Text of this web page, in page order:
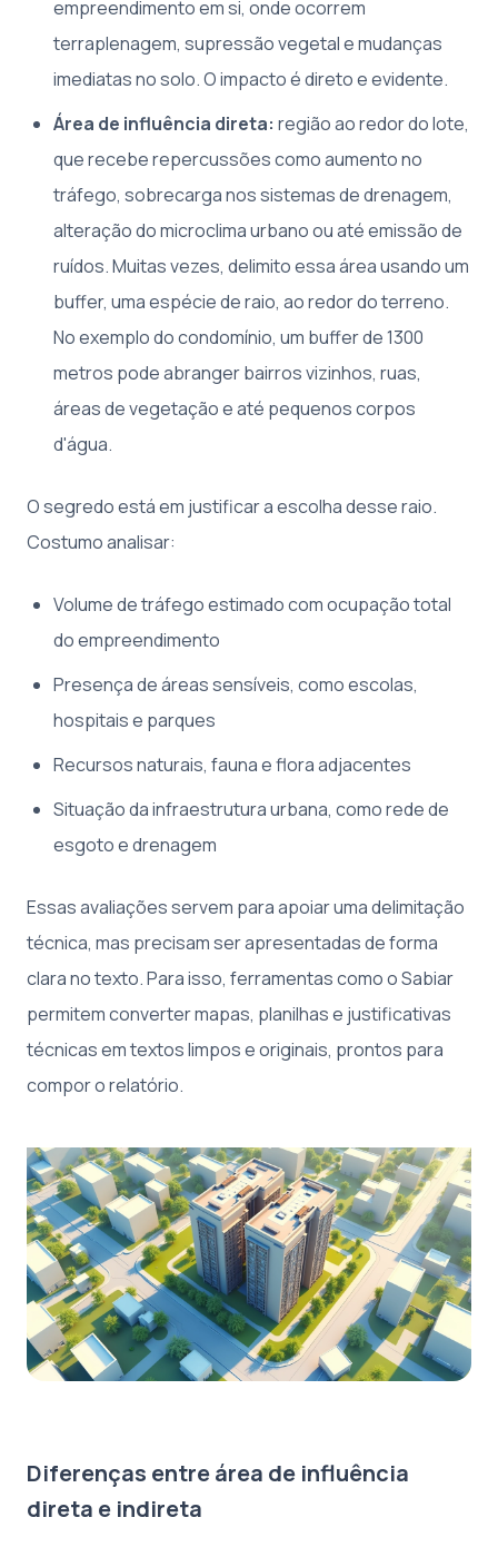
empreendimento em si, onde ocorrem
terraplenagem, supressão vegetal e mudanças
imediatas no solo. O impacto é direto e evidente.
Área de influência direta: região ao redor do lote,
que recebe repercussões como aumento no
tráfego, sobrecarga nos sistemas de drenagem,
alteração do microclima urbano ou até emissão de
ruídos. Muitas vezes, delimito essa área usando um
buffer, uma espécie de raio, ao redor do terreno.
No exemplo do condomínio, um buffer de 1300
metros pode abranger bairros vizinhos, ruas,
áreas de vegetação e até pequenos corpos
d'água.
O segredo está em justificar a escolha desse raio.
Costumo analisar:
Volume de tráfego estimado com ocupação total
do empreendimento
Presença de áreas sensíveis, como escolas,
hospitais e parques
Recursos naturais, fauna e flora adjacentes
Situação da infraestrutura urbana, como rede de
esgoto e drenagem
Essas avaliações servem para apoiar uma delimitação
técnica, mas precisam ser apresentadas de forma
clara no texto. Para isso, ferramentas como o Sabiar
permitem converter mapas, planilhas e justificativas
técnicas em textos limpos e originais, prontos para
compor o relatório.
Diferenças entre área de influência
direta e indireta